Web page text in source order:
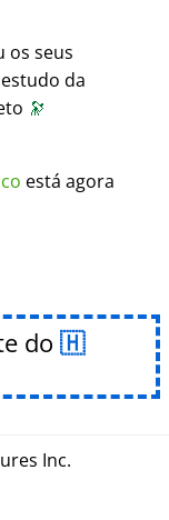
os seus
da
🔭
co está agora
do
Inc.